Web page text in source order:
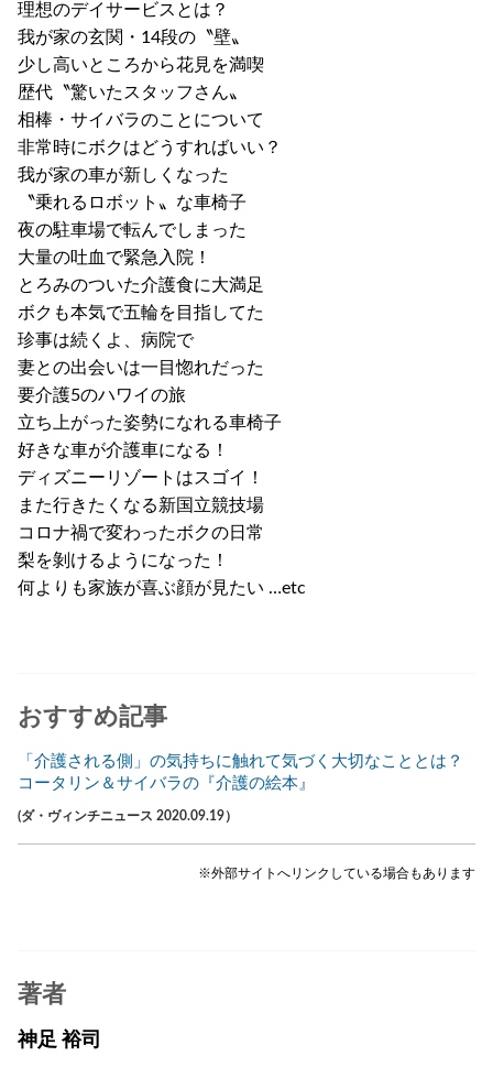
理想のデイサービスとは？
我が家の玄関・14段の〝壁〟
少し高いところから花見を満喫
歴代〝驚いたスタッフさん〟
相棒・サイバラのことについて
非常時にボクはどうすればいい？
我が家の車が新しくなった
〝乗れるロボット〟な車椅子
夜の駐車場で転んでしまった
大量の吐血で緊急入院！
とろみのついた介護食に大満足
ボクも本気で五輪を目指してた
珍事は続くよ、病院で
妻との出会いは一目惚れだった
要介護5のハワイの旅
立ち上がった姿勢になれる車椅子
好きな車が介護車になる！
ディズニーリゾートはスゴイ！
また行きたくなる新国立競技場
コロナ禍で変わったボクの日常
梨を剝けるようになった！
何よりも家族が喜ぶ顔が見たい …etc
おすすめ記事
「介護される側」の気持ちに触れて気づく大切なこととは？
コータリン＆サイバラの『介護の絵本』
(ダ・ヴィンチニュース 2020.09.19）
※外部サイトへリンクしている場合もあります
著者
神足 裕司